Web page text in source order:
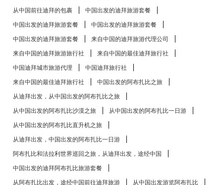
从中国前往迪拜的包裹
中国出发的迪拜旅游套餐
中国出发的迪拜旅游套餐
中国出发的迪拜旅游套餐
中国出发的迪拜旅游套餐
来自中国的迪拜旅游代理公司
来自中国的迪拜旅游旅行社
来自中国的最佳迪拜旅行社
中国迪拜城市旅游代理
中国迪拜旅行社
来自中国的最佳迪拜旅行社
中国出发的阿布扎比​​之旅
从迪拜出发，从中国出发的阿布扎比​​之旅
从中国出发的阿布扎比​​沙漠之旅
从中国出发的阿布扎比​​一日游
从中国出发的阿布扎比​​直升机之旅
从迪拜出发，中国出发的阿布扎比​​一日游
阿布扎比和法拉利世界巡回之旅，从迪拜出发，途经中国
中国出发的迪拜阿布扎比旅游套餐
从阿布扎比出发，途经中国前往迪拜旅游
从中国出发游览阿布扎比